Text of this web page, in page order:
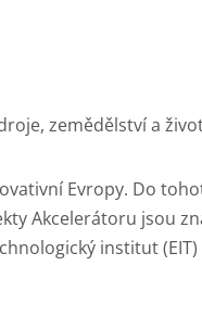
zemědělství a
Evropy. Do
Akcelerátoru jsou
institut